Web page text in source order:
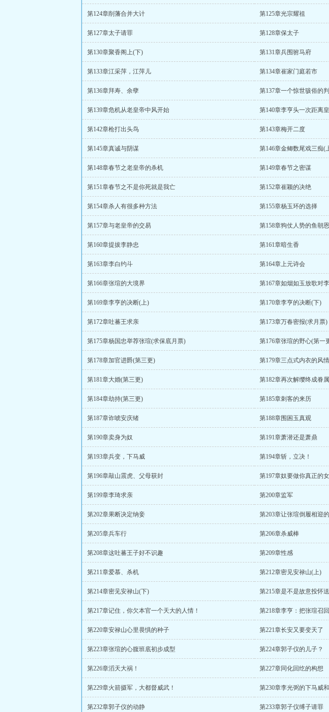
第124章削藩合并大计 第125章光宗耀祖
第127章太子请罪 第128章保太子
第130章聚香阁上(下) 第131章兵围驸马府
第133章江采萍，江萍儿 第134章崔家门庭若市
第136章拜寿、余孽 第137章一个惊世骇俗的
第139章危机从老皇帝中风开始 第140章李亨头一次距离
第142章枪打出头鸟 第143章梅开二度
第145章真诚与阴谋 第146章金鲫数尾戏三痴(
第148章春节之老皇帝的杀机 第149章春节之密谋
第151章春节之不是你死就是我亡 第152章崔颖的决绝
第154章杀人有很多种方法 第155章杨玉环的选择
第157章与老皇帝的交易 第158章狗仗人势的鱼朝恩
第160章提拔李静忠 第161章暗生香
第163章李白约斗 第164章上元诗会
第166章张瑄的大境界 第167章如烟如玉放歌对
第169章李亨的决断(上) 第170章李亨的决断(下)
第172章吐蕃王求亲 第173章万春密报(求月票)
第175章杨国忠举荐张瑄(求保底月票) 第176章张瑄的野心(第一
第178章加官进爵(第三更) 第179章三点式内衣的风
第181章大婚(第三更) 第182章再次解缨终成眷
第184章劫持(第三更) 第185章刺客的来历
第187章诈唬安庆绪 第188章围困玉真观
第190章卖身为奴 第191章萧潜还是萧鼎
第193章兵变，下马威 第194章斩，立决！
第196章敲山震虎、父母获封 第197章奴要做你真正的
第199章李琦求亲 第200章监军
第202章果断决定纳妾 第203章让张瑄倒履相迎
第205章兵车行 第206章杀威棒
第208章这吐蕃王子好不识趣 第209章性感
第211章爱慕、杀机 第212章密见安禄山(上)
第214章密见安禄山(下) 第215章是不是故意投怀
第217章记住，你欠本官一个天大的人情！ 第218章李亨：把张瑄召
第220章安禄山心里畏惧的种子 第221章长安又要变天了
第223章张瑄的心腹班底初步成型 第224章郭子仪的儿子？
第226章滔天大祸！ 第227章同化回纥的构想
第229章火箭摄军，大都督威武！ 第230章李光弼的下马威
第232章郭子仪的动静 第233章郭子仪缚子请罪